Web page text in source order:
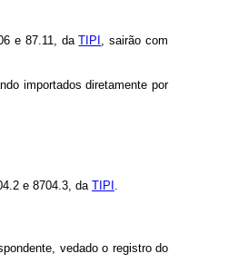
e 87.11, daTIPI , sairão com
importados diretamente por
e 8704.3, da TIPI .
vedado o registro do